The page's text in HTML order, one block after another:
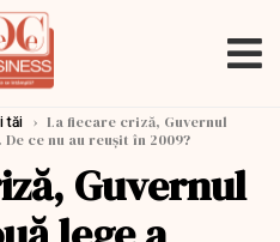
tăi › La fiecare criză, Guvernul
ce nu au reușit în 2009?
Guvernul